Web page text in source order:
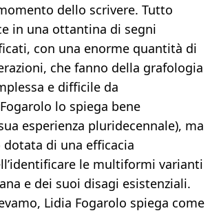
dello scrivere. Tutto
in una ottantina di segni
con una enorme quantità di
che fanno della grafologia
e difficile da
lo spiega bene
esperienza pluridecennale), ma
di una efficacia
le multiformi varianti
e dei suoi disagi esistenziali.
Lidia Fogarolo spiega come